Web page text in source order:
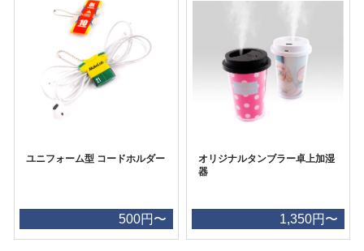
ユニフォーム型 コードホルダー
500円〜
オリジナルタンブラー卓上加湿
器
1,350円〜